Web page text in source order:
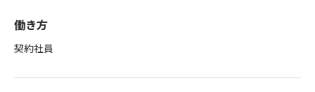
働き方
契約社員